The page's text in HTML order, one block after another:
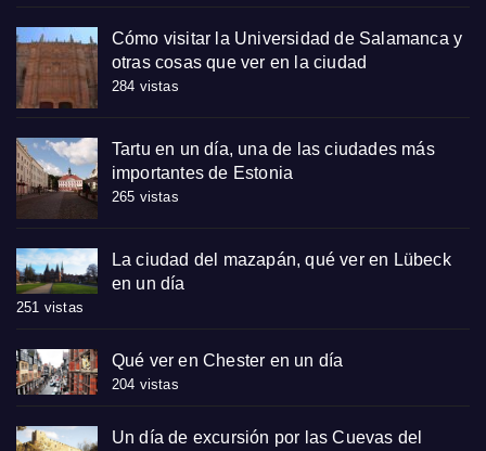
Cómo visitar la Universidad de Salamanca y
otras cosas que ver en la ciudad
284 vistas
Tartu en un día, una de las ciudades más
importantes de Estonia
265 vistas
La ciudad del mazapán, qué ver en Lübeck
en un día
251 vistas
Qué ver en Chester en un día
204 vistas
Un día de excursión por las Cuevas del